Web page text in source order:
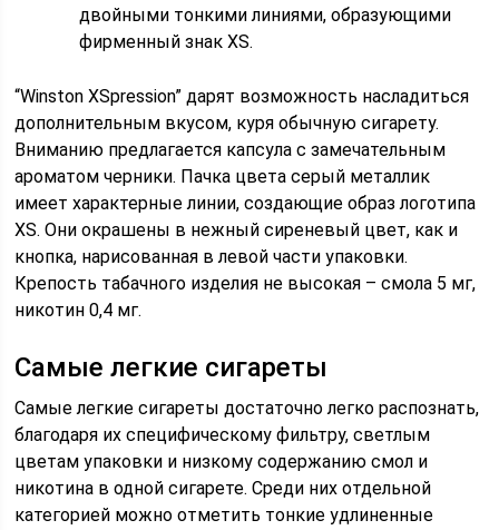
двойными тонкими линиями, образующими
фирменный знак XS.
“Winston XSpression” дарят возможность насладиться
дополнительным вкусом, куря обычную сигарету.
Вниманию предлагается капсула с замечательным
ароматом черники. Пачка цвета серый металлик
имеет характерные линии, создающие образ логотипа
XS. Они окрашены в нежный сиреневый цвет, как и
кнопка, нарисованная в левой части упаковки.
Крепость табачного изделия не высокая – смола 5 мг,
никотин 0,4 мг.
Самые легкие сигареты
Самые легкие сигареты достаточно легко распознать,
благодаря их специфическому фильтру, светлым
цветам упаковки и низкому содержанию смол и
никотина в одной сигарете. Среди них отдельной
категорией можно отметить тонкие удлиненные